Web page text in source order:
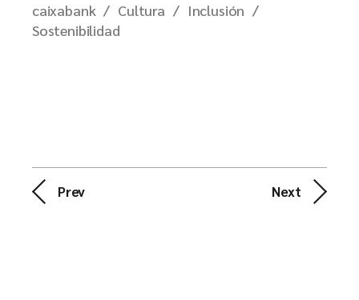
caixabank Cultura
Inclusión
Sostenibilidad
Prev Next